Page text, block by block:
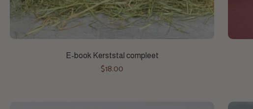
Toevoegen aan winkelwagen
E-book Kerststal compleet
$18.00